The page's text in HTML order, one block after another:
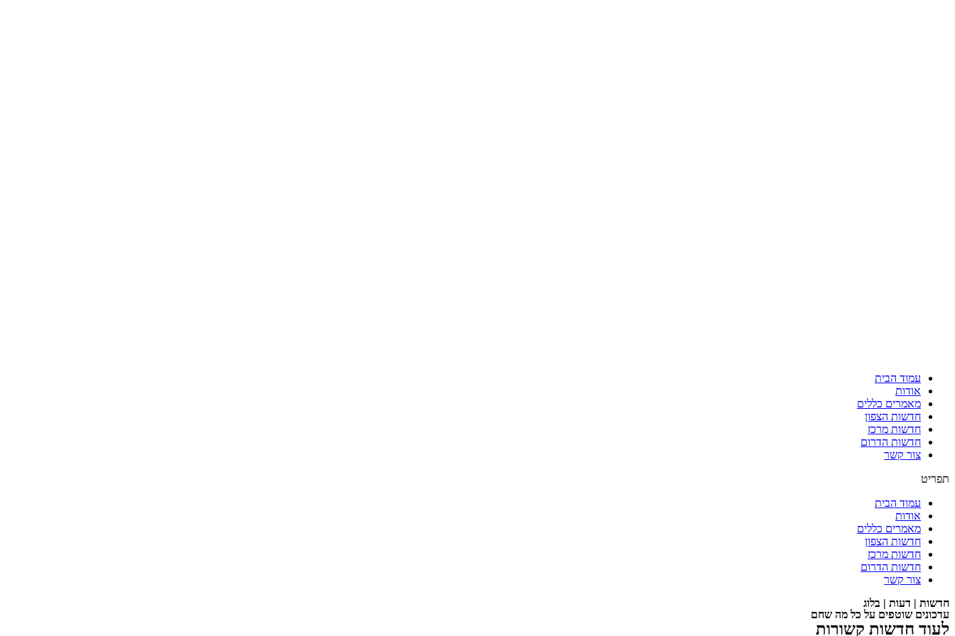
עמוד הבית
אודות
מאמרים כללים
חדשות הצפון
חדשות מרכז
חדשות הדרום
צור קשר
תפריט
עמוד הבית
אודות
מאמרים כללים
חדשות הצפון
חדשות מרכז
חדשות הדרום
צור קשר
חדשות | דעות | בלוג
עדכונים שוטפים על כל מה שחם
לעוד חדשות קשורות